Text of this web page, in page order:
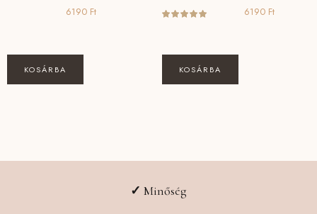
6190 Ft
KOSÁRBA
6190 Ft
KOSÁRBA
✓ Minőség